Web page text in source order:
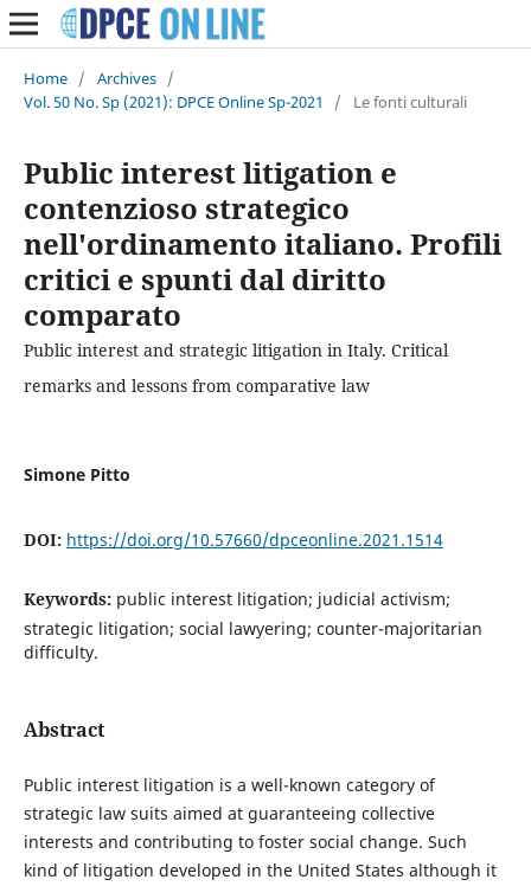
Home / Archives /
Vol. 50 No. Sp (2021): DPCE Online Sp-2021
/ Le fonti culturali
Public interest litigation e
contenzioso strategico
nell'ordinamento italiano. Profili
critici e spunti dal diritto
comparato
Public interest and strategic litigation in Italy. Critical
remarks and lessons from comparative law
Simone Pitto
DOI: https://doi.org/10.57660/dpceonline.2021.1514
Keywords: public interest litigation; judicial activism;
strategic litigation; social lawyering; counter-majoritarian
difficulty.
Abstract
Public interest litigation is a well-known category of
strategic law suits aimed at guaranteeing collective
interests and contributing to foster social change. Such
kind of litigation developed in the United States although it